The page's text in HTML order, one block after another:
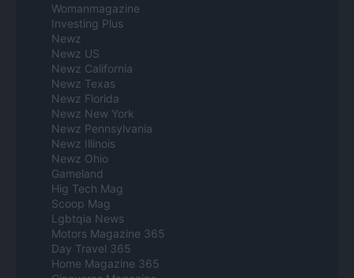
Womanmagazine
Investing Plus
Newz
Newz US
Newz California
Newz Texas
Newz Florida
Newz New York
Newz Pennsylvania
Newz Illinois
Newz Ohio
Gameland
Hig Tech Mag
Scoop Mag
Lgbtqia News
Motors Magazine 365
Day Travel 365
Home Magazine 365